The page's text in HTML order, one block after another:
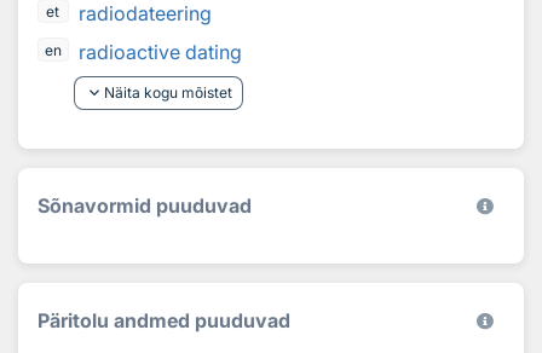
et radiodateering
en
radioactive dating
keyboard_arrow_down Näita kogu mõistet
Sõnavormid puuduvad
Päritolu andmed puuduvad